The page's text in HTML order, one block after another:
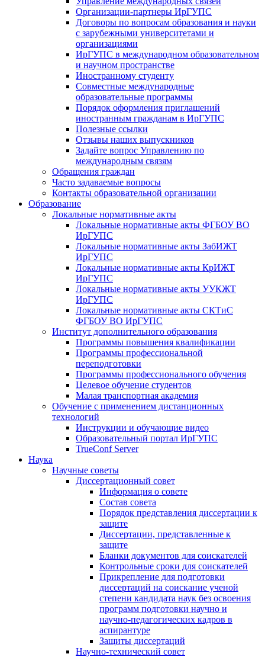
Организации-партнеры ИрГУПС
Договоры по вопросам образования и науки
с зарубежными университетами и
организациями
ИрГУПС в международном образовательном
и научном пространстве
Иностранному студенту
Совместные международные
образовательные программы
Порядок оформления приглашений
иностранным гражданам в ИрГУПС
Полезные ссылки
Отзывы наших выпускников
Задайте вопрос Управлению по
международным связям
Обращения граждан
Часто задаваемые вопросы
Контакты образовательной организации
Образование
Локальные нормативные акты
Локальные нормативные акты ФГБОУ ВО
ИрГУПС
Локальные нормативные акты ЗабИЖТ
ИрГУПС
Локальные нормативные акты КрИЖТ
ИрГУПС
Локальные нормативные акты УУКЖТ
ИрГУПС
Локальные нормативные акты СКТиС
ФГБОУ ВО ИрГУПС
Институт дополнительного образования
Программы повышения квалификации
Программы профессиональной
переподготовки
Программы профессионального обучения
Целевое обучение студентов
Малая транспортная академия
Обучение с применением дистанционных
технологий
Инструкции и обучающие видео
Образовательный портал ИрГУПС
TrueConf Server
Наука
Научные советы
Диссертационный совет
Информация о совете
Состав совета
Порядок представления диссертации к
защите
Диссертации, представленные к
защите
Бланки документов для соискателей
Контрольные сроки для соискателей
Прикрепление для подготовки
диссертаций на соискание ученой
степени кандидата наук без освоения
программ подготовки научно и
научно-педагогических кадров в
аспирантуре
Защиты диссертаций
Научно-технический совет